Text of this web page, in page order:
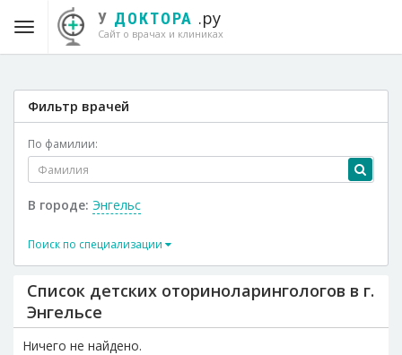
У ДОКТОРА .ру
Сайт о врачах и клиниках
Фильтр врачей
По фамилии:
В городе: Энгельс
Поиск по специализации
Список детских оториноларингологов в г.
Энгельсе
Ничего не найдено.